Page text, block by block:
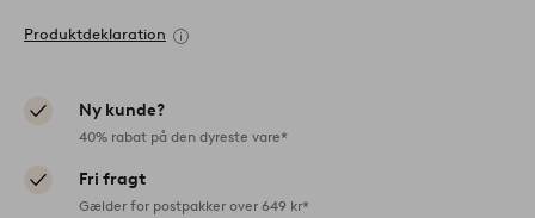
Produktdeklaration
Ny kunde?
40% rabat på den dyreste vare*
Fri fragt
Gælder for postpakker over 649 kr*